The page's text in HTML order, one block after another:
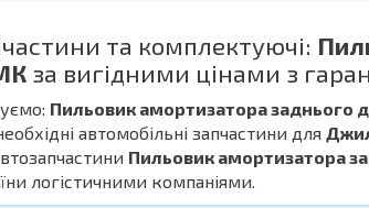
та комплектуючі:
за вигідними цінами з
Пильовик амортизатора заднього
автомобільні запчастини для
Пильовик амортизатора
логістичними компаніями.